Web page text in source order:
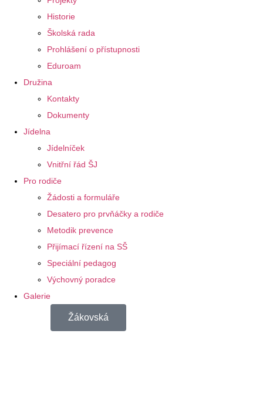
Historie
Školská rada
Prohlášení o přístupnosti
Eduroam
Družina
Kontakty
Dokumenty
Jídelna
Jídelníček
Vnitřní řád ŠJ
Pro rodiče
Žádosti a formuláře
Desatero pro prvňáčky a rodiče
Metodik prevence
Přijímací řízení na SŠ
Speciální pedagog
Výchovný poradce
Galerie
Žákovská